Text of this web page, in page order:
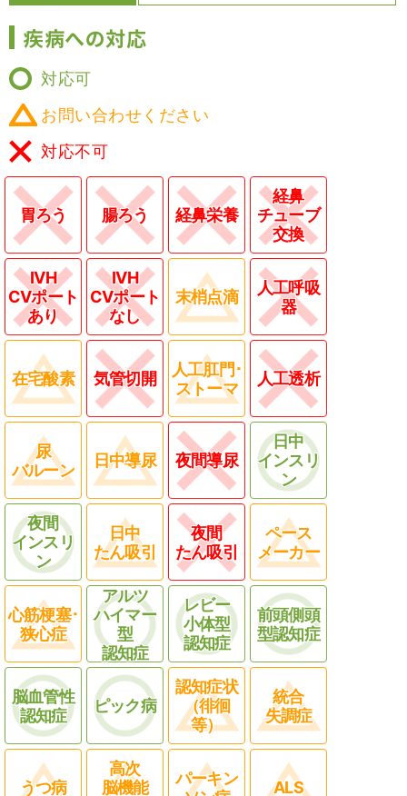
疾病への対応
対応可
お問い合わせください
対応不可
胃ろう 腸ろう 経鼻栄養
経鼻
チューブ
交換
IVH
CVポート
あり
IVH
CVポート
なし
末梢点滴
人工呼吸
器
在宅酸素 気管切開
人工肛門･
ストーマ
人工透析
尿
バルーン
日中導尿 夜間導尿
日中
インスリ
ン
夜間
インスリ
ン
日中
たん吸引
夜間
たん吸引
ペース
メーカー
心筋梗塞･
狭心症
アルツ
ハイマー
型
認知症
レビー
小体型
認知症
前頭側頭
型認知症
脳血管性
認知症
ピック病
認知症状
（徘徊
等）
統合
失調症
うつ病
高次
脳機能
パーキン
ALS